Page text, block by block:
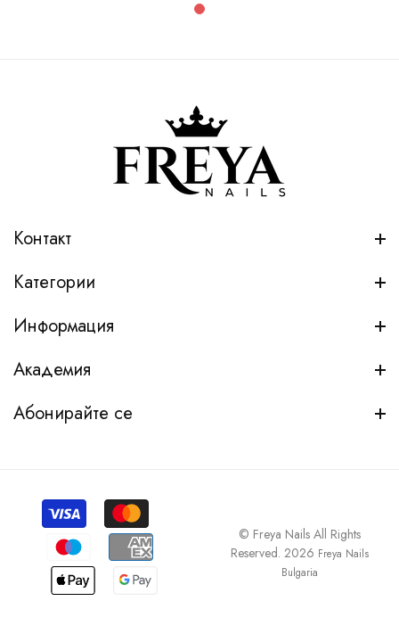
Контакт
Категории
Информация
Академия
Абонирайте се
© Freya Nails All Rights
Reserved. 2026 Freya Nails
Bulgaria